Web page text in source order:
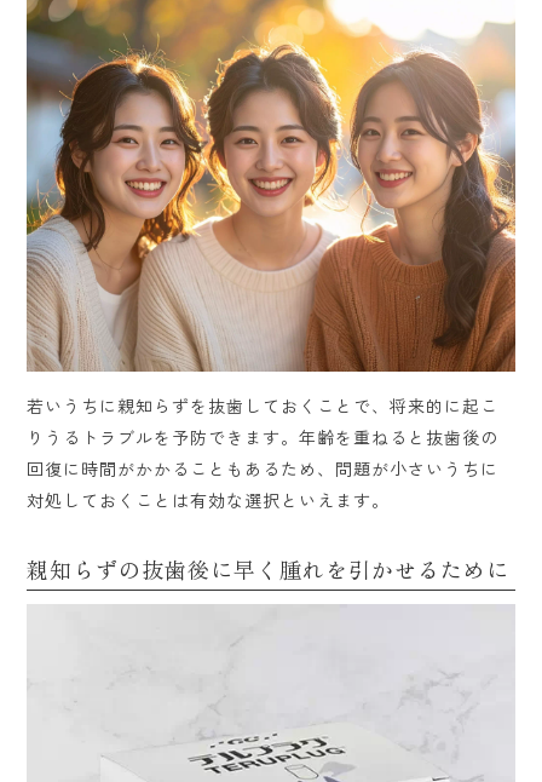
若いうちに親知らずを抜歯しておくことで、将来的に起こ
りうるトラブルを予防できます。年齢を重ねると抜歯後の
回復に時間がかかることもあるため、問題が小さいうちに
対処しておくことは有効な選択といえます。
親知らずの抜歯後に早く腫れを引かせるために